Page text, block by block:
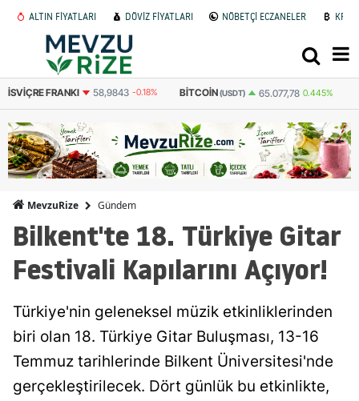
ALTIN FİYATLARI DÖVİZ FİYATLARI NÖBETÇİ ECZANELER
BITCOIN(USDT) 65.077,78 0.445% BITCOIN(TL) 3.098.080 0.439%
MevzuRize Gündem
Bilkent'te 18. Türkiye Gitar
Festivali Kapılarını Açıyor!
Türkiye'nin geleneksel müzik etkinliklerinden
biri olan 18. Türkiye Gitar Buluşması, 13-16
Temmuz tarihlerinde Bilkent Üniversitesi'nde
gerçekleştirilecek. Dört günlük bu etkinlikte,